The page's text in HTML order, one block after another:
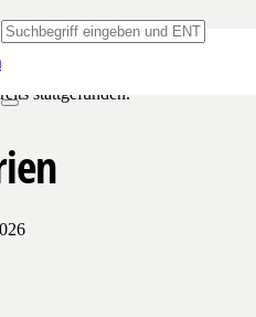
stattgefunden.